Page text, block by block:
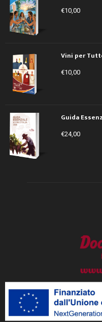
€10,00
Vini per
€10,00
Guida
€24,00